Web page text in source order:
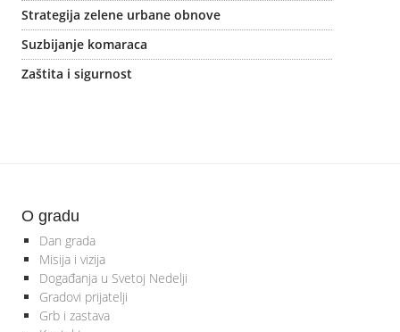
Strategija zelene urbane obnove
Suzbijanje komaraca
Zaštita i sigurnost
O gradu
Dan grada
Misija i vizija
Događanja u Svetoj Nedelji
Gradovi prijatelji
Grb i zastava